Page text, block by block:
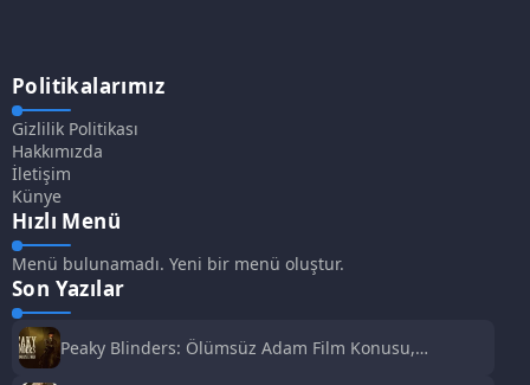
Politikalarımız
Gizlilik Politikası
Hakkımızda
İletişim
Künye
Hızlı Menü
Menü bulunamadı. Yeni bir menü oluştur.
Son Yazılar
Peaky Blinders: Ölümsüz Adam Film Konusu,